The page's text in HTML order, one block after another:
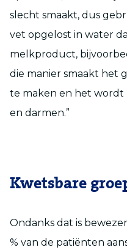
slecht smaakt, dus
vet opgelost in water
melkproduct,
die manier smaakt het
te maken en het wordt
en darmen.”
Kwetsbare
Ondanks dat is
% van de patiënten